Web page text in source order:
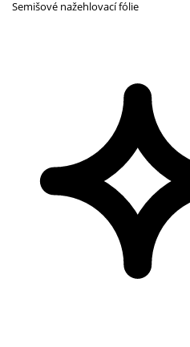
Semišové nažehlovací fólie